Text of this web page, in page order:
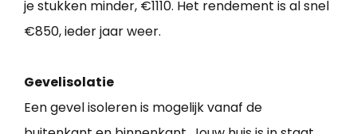
je stukken minder, €1110. Het rendement is al snel
€850, ieder jaar weer.
Gevelisolatie
Een gevel isoleren is mogelijk vanaf de